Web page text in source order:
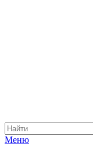
Меню